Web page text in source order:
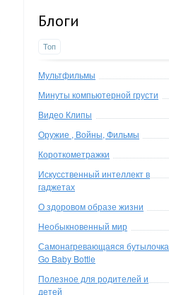
Блоги
Топ
Мультфильмы
Минуты компьютерной грусти
Видео Клипы
Оружие , Войны, Фильмы
Короткометражки
Искусственный интеллект в
гаджетах
О здоровом образе жизни
Необыкновенный мир
Самонагревающаяся бутылочка
Go Baby Bottle
Полезное для родителей и
детей